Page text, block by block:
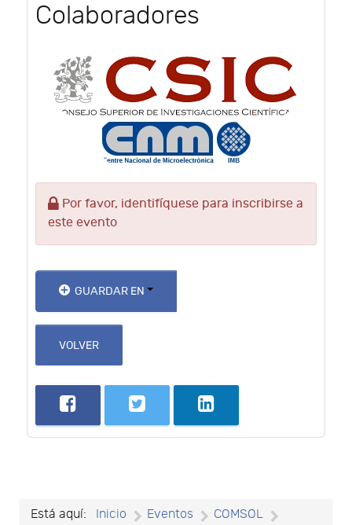
Colaboradores
Por favor, identifíquese para inscribirse a
este evento
GUARDAR EN
VOLVER
Está aquí: Inicio Eventos
COMSOL